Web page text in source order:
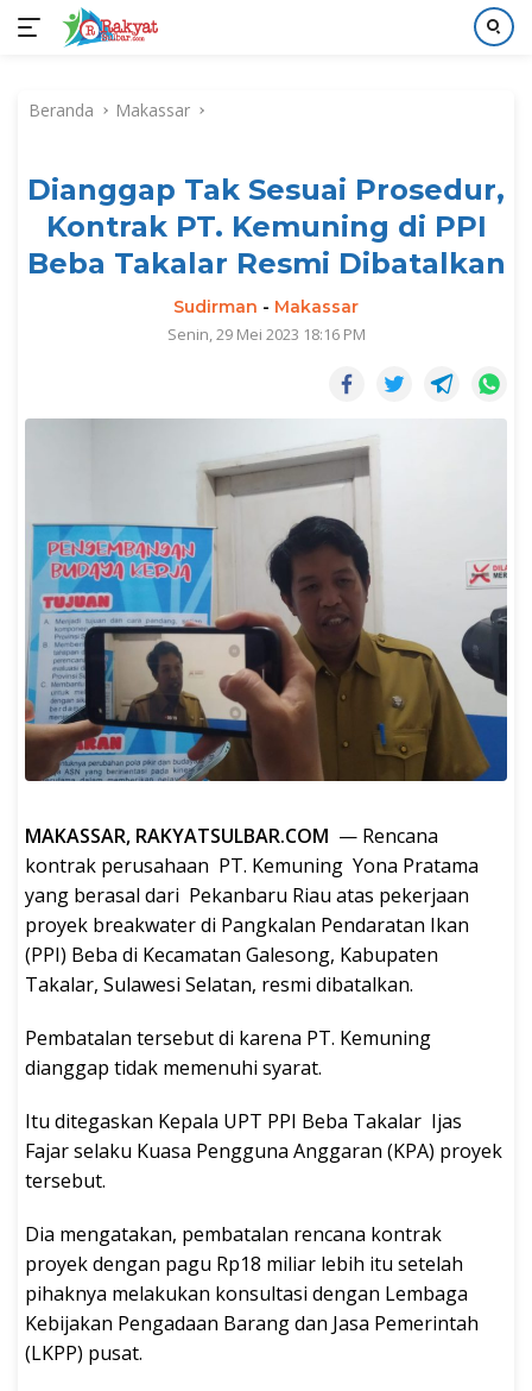
kontenBeranda Makassar
Dianggap Tak Sesuai Prosedur,
Kontrak PT. Kemuning di PPI
Beba Takalar Resmi Dibatalkan
Sudirman - Makassar
Senin, 29 Mei 2023 18:16 PM
MAKASSAR, RAKYATSULBAR.COM — Rencana
kontrak perusahaan PT. Kemuning Yona Pratama
yang berasal dari Pekanbaru Riau atas pekerjaan
proyek breakwater di Pangkalan Pendaratan Ikan
(PPI) Beba di Kecamatan Galesong, Kabupaten
Takalar, Sulawesi Selatan, resmi dibatalkan.
Pembatalan tersebut di karena PT. Kemuning
dianggap tidak memenuhi syarat.
Itu ditegaskan Kepala UPT PPI Beba Takalar Ijas
Fajar selaku Kuasa Pengguna Anggaran (KPA) proyek
tersebut.
Dia mengatakan, pembatalan rencana kontrak
proyek dengan pagu Rp18 miliar lebih itu setelah
pihaknya melakukan konsultasi dengan Lembaga
Kebijakan Pengadaan Barang dan Jasa Pemerintah
(LKPP) pusat.